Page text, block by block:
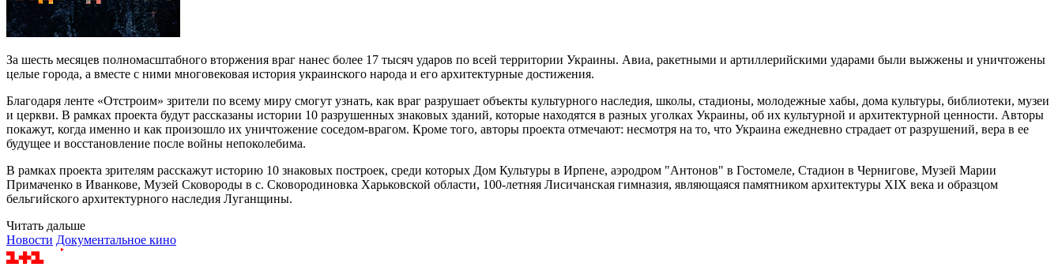
За шесть месяцев полномасштабного вторжения враг нанес более 17 тысяч ударов по всей территории Украины. Авиа, ракетными и артиллерийскими ударами были выжжены и уничтожены
целые города, а вместе с ними многовековая история украинского народа и его архитектурные достижения.
Благодаря ленте «Отстроим» зрители по всему миру смогут узнать, как враг разрушает объекты культурного наследия, школы, стадионы, молодежные хабы, дома культуры, библиотеки, музеи
и церкви. В рамках проекта будут рассказаны истории 10 разрушенных знаковых зданий, которые находятся в разных уголках Украины, об их культурной и архитектурной ценности. Авторы
покажут, когда именно и как произошло их уничтожение соседом-врагом. Кроме того, авторы проекта отмечают: несмотря на то, что Украина ежедневно страдает от разрушений, вера в ее
будущее и восстановление после войны непоколебима.
В рамках проекта зрителям расскажут историю 10 знаковых построек, среди которых Дом Культуры в Ирпене, аэродром "Антонов" в Гостомеле, Стадион в Чернигове, Музей Марии
Примаченко в Иванкове, Музей Сковороды в с. Сковородиновка Харьковской области, 100-летняя Лисичанская гимназия, являющаяся памятником архитектуры XIX века и образцом
бельгийского архитектурного наследия Луганщины.
Читать дальше
Новости Документальное кино